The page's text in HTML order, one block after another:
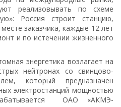
реализовывать по схеме
Россия строит станцию,
заказчика, каждые 12 лет
и по истечении жизненного
энергетика возлагает на
нейтронах со свинцово-
который предназначен
электростанций мощностью
ОАО «АКМЭ-